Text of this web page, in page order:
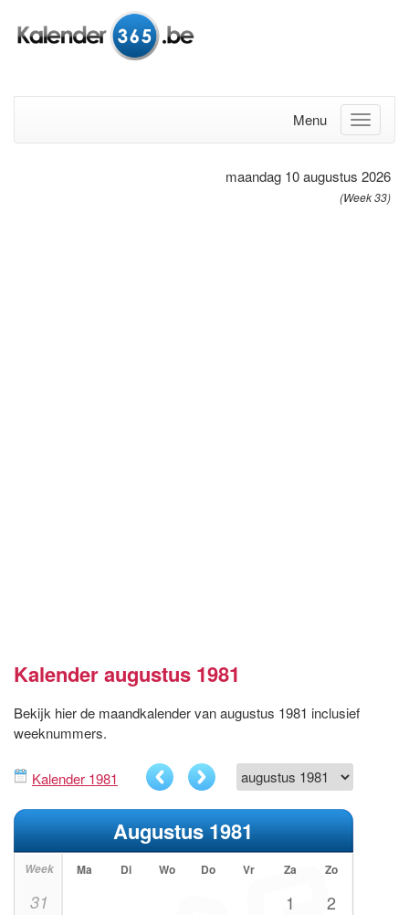
Menu
maandag 10 augustus 2026
(Week 33)
Kalender augustus 1981
Bekijk hier de maandkalender van augustus 1981 inclusief
weeknummers.
Kalender 1981
Augustus 1981
Week Ma Di Wo Do Vr Za Zo
31 1 2